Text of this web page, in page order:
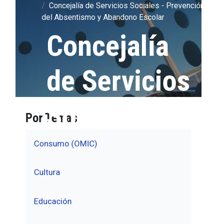
Concejalía de Servicios Sociales - Prevención
del Absentismo y Abandono Escolar
Concejalía
de Servicios
Sociales
Por Temas
Consumo (OMIC)
Cultura
Educación